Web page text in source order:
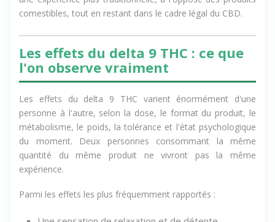
une expérience plus traditionnelle, à l'opposé des produits
Les effets du delta 9 THC : ce que
l'on observe vraiment
Les effets du delta 9 THC varient énormément d'une
personne à l'autre, selon la dose, le format du produit, le
métabolisme, le poids, la tolérance et l'état psychologique
du moment. Deux personnes consommant la même
quantité du même produit ne vivront pas la même